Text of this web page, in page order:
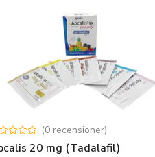
(0 recensioner)
20 mg (Tadalafil)